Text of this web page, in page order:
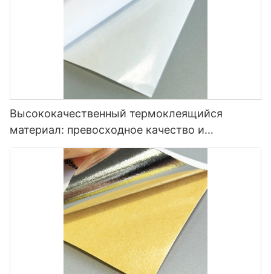
Высококачественный термоклеящийся
материал: превосходное качество и
универсальность.